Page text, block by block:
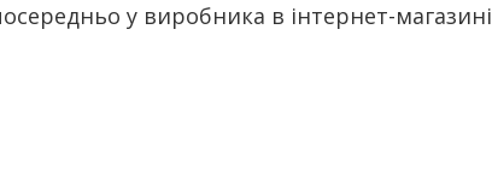
у виробника в інтернет-магазині